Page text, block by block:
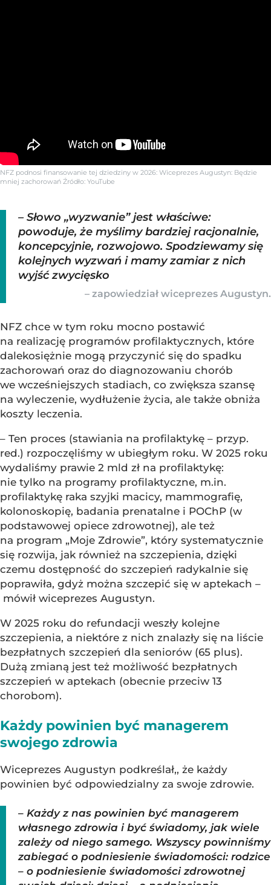
NFZ podnosi finansowanie tej dziedziny w 2026: Wiceprezes Augustyn: Będzie
mniej zachorowań Źródło: YouTube
– Słowo „wyzwanie” jest właściwe:
powoduje, że myślimy bardziej racjonalnie,
koncepcyjnie, rozwojowo. Spodziewamy się
kolejnych wyzwań i mamy zamiar z nich
wyjść zwycięsko
– zapowiedział wiceprezes Augustyn.
NFZ chce w tym roku mocno postawić
na realizację programów profilaktycznych, które
dalekosiężnie mogą przyczynić się do spadku
zachorowań oraz do diagnozowaniu chorób
we wcześniejszych stadiach, co zwiększa szansę
na wyleczenie, wydłużenie życia, ale także obniża
koszty leczenia.
– Ten proces (stawiania na profilaktykę – przyp.
red.) rozpoczęliśmy w ubiegłym roku. W 2025 roku
wydaliśmy prawie 2 mld zł na profilaktykę:
nie tylko na programy profilaktyczne, m.in.
profilaktykę raka szyjki macicy, mammografię,
kolonoskopię, badania prenatalne i POChP (w
podstawowej opiece zdrowotnej), ale też
na program „Moje Zdrowie”, który systematycznie
się rozwija, jak również na szczepienia, dzięki
czemu dostępność do szczepień radykalnie się
poprawiła, gdyż można szczepić się w aptekach –
mówił wiceprezes Augustyn.
W 2025 roku do refundacji weszły kolejne
szczepienia, a niektóre z nich znalazły się na liście
bezpłatnych szczepień dla seniorów (65 plus).
Dużą zmianą jest też możliwość bezpłatnych
szczepień w aptekach (obecnie przeciw 13
chorobom).
Każdy powinien być managerem
swojego zdrowia
Wiceprezes Augustyn podkreślał,, że każdy
powinien być odpowiedzialny za swoje zdrowie.
– Każdy z nas powinien być managerem
własnego zdrowia i być świadomy, jak wiele
zależy od niego samego. Wszyscy powinniśmy
zabiegać o podniesienie świadomości: rodzice
– o podniesienie świadomości zdrowotnej